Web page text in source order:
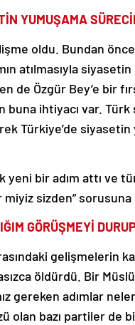
YUMUŞAMA
oldu. Bundan
atılmasıyla
de Özgür Bey’e bir
buna ihtiyacı var.
Türkiye’de
yeni bir adım attı ve
sizden” sorusuna
GÖRÜŞMEYİ
gelişmelerin
öldürdü. Bir
gereken adımlar
olan bazı partiler